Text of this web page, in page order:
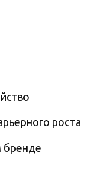
роста
бренде